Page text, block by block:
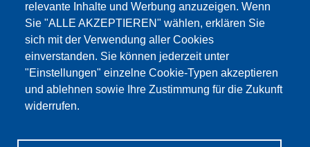
relevante Inhalte und Werbung anzuzeigen. Wenn
Sie "ALLE AKZEPTIEREN" wählen, erklären Sie
sich mit der Verwendung aller Cookies
einverstanden. Sie können jederzeit unter
"Einstellungen" einzelne Cookie-Typen akzeptieren
und ablehnen sowie Ihre Zustimmung für die Zukunft
widerrufen.
NUR DIE GOOGLE MAPS COOKIES
AKZEPTIEREN.
Alle Cookies akzeptieren